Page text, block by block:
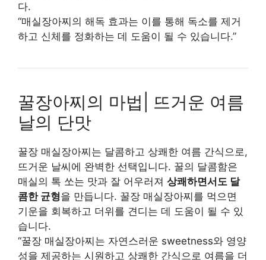
다.
“매실장아찌의 해독 효과는 이를 통해 독소를 제거
하고 신체를 정화하는 데 도움이 될 수 있습니다.”
꿀장아찌의 마법| 뜨거운 여름
날의 단맛
꿀장 매실장아찌는 달콤하고 상쾌한 여름 간식으로,
뜨거운 날씨에 완벽한 선택입니다. 꿀의 달콤함은
매실의 톡 쏘는 맛과 잘 어우러져 상쾌하면서도 달
콤한 균형을 만듭니다. 꿀장 매실장아찌를 먹으면
기운을 회복하고 더위를 견디는 데 도움이 될 수 있
습니다.
“꿀장 매실장아찌는 자연스러운 sweetness와 영양
성을 제공하는 시원하고 상쾌한 간식으로 여름을 더